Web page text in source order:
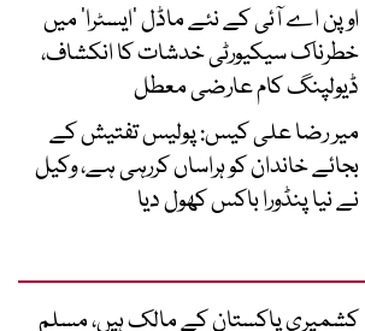
اوپن اے آئی کے نئے ماڈل ’ایسٹرا‘ میں
خطرناک سیکیورٹی خدشات کا انکشاف،
ڈیولپنگ کام عارضی معطل
میر رضا علی کیس: پولیس تفتیش کے
بجائے خاندان کو ہراساں کررہی ہے، وکیل
نے نیا پنڈورا باکس کھول دیا
کشمیری پاکستان کے مالک ہیں، مسلم